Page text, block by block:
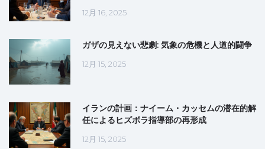
12月 16, 2025
ガザの見えない悲劇: 気象の危機と人道的闘争
12月 15, 2025
イランの計画：ナイーム・カッセムの潜在的解
任によるヒズボラ指導部の再形成
12月 15, 2025